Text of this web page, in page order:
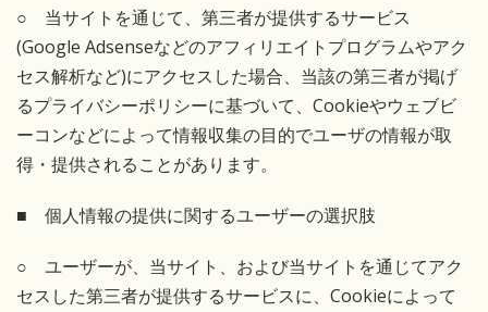
○ 当サイトを通じて、第三者が提供するサービス
(Google Adsenseなどのアフィリエイトプログラムやアク
セス解析など)にアクセスした場合、当該の第三者が掲げ
るプライバシーポリシーに基づいて、Cookieやウェブビ
ーコンなどによって情報収集の目的でユーザの情報が取
得・提供されることがあります。
■ 個人情報の提供に関するユーザーの選択肢
○ ユーザーが、当サイト、および当サイトを通じてアク
セスした第三者が提供するサービスに、Cookieによって